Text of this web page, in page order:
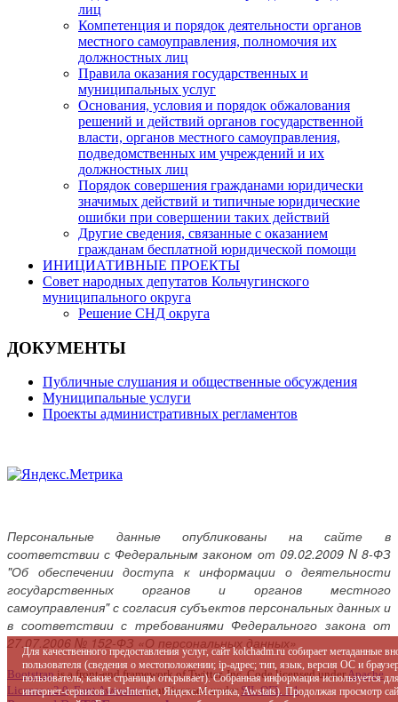
лиц
Компетенция и порядок деятельности органов
местного самоуправления, полномочия их
должностных лиц
Правила оказания государственных и
муниципальных услуг
Основания, условия и порядок обжалования
решений и действий органов государственной
власти, органов местного самоуправления,
подведомственных им учреждений и их
должностных лиц
Порядок совершения гражданами юридически
значимых действий и типичные юридические
ошибки при совершении таких действий
Другие сведения, связанные с оказанием
гражданам бесплатной юридической помощи
ИНИЦИАТИВНЫЕ ПРОЕКТЫ
Совет народных депутатов Кольчугинского
муниципального округа
Решение СНД округа
ДОКУМЕНТЫ
Публичные слушания и общественные обсуждения
Муниципальные услуги
Проекты административных регламентов
Персональные данные опубликованы на сайте в
соответствии с Федеральным законом от 09.02.2009 N 8-ФЗ
"Об обеспечении доступа к информации о деятельности
государственных органов и органов местного
самоуправления" с согласия субъектов персональных данных и
в соответствии с требованиями Федерального закона от
27.07.2006 № 152-ФЗ «О персональных данных»
Bootstrapis a front-end framework of Twitter, Inc. Code licensed underApache
License v2.0.Font Awesomefont licensed under SIL OFL 1.1.
Для качественного предоставления услуг, сайт kolchadm.ru собирает
пользователя (сведения о местоположении; ip-адрес; тип, язык, версия ОС и
пользователь; какие страницы открывает). Собранная информация используется
интернет-сервисов LiveInternet, Яндекс.Метрика, Awstats). Продолжая просмотр